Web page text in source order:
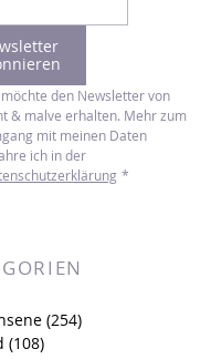
möchte den Newsletter von
& malve erhalten. Mehr zum
mit meinen Daten
*
(254)
(108)